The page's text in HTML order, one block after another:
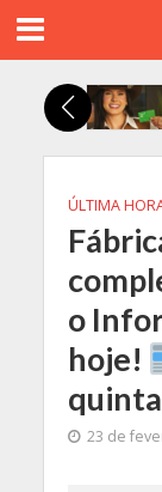
ÚLTIMA
o
hoje!
23 de